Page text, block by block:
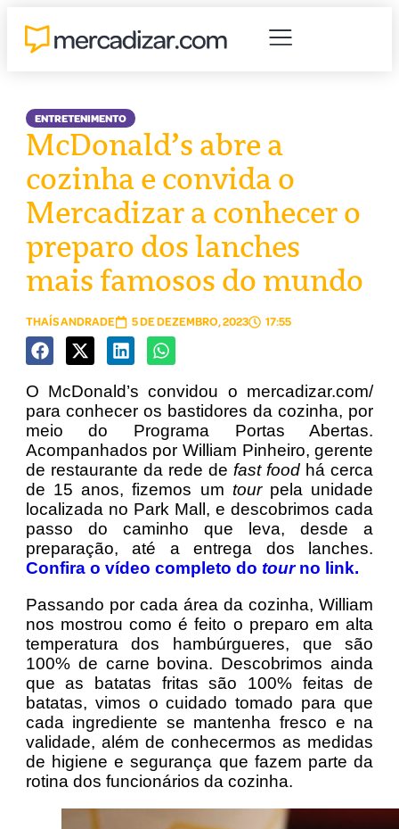
ENTRETENIMENTO
McDonald’s abre a
cozinha e convida o
Mercadizar a conhecer o
preparo dos lanches
mais famosos do mundo
THAÍS ANDRADE 5 DE DEZEMBRO, 2023 17:55
O McDonald’s convidou o mercadizar.com/
para conhecer os bastidores da cozinha, por
meio do Programa Portas Abertas.
Acompanhados por William Pinheiro, gerente
de restaurante da rede de fast food há cerca
de 15 anos, fizemos um tourpela unidade
localizada no Park Mall, e descobrimos cada
passo do caminho que leva, desde a
preparação, até a entrega dos lanches.
Confira o vídeo completo do tourno link.
Passando por cada área da cozinha, William
nos mostrou como é feito o preparo em alta
temperatura dos hambúrgueres, que são
100% de carne bovina. Descobrimos ainda
que as batatas fritas são 100% feitas de
batatas, vimos o cuidado tomado para que
cada ingrediente se mantenha fresco e na
validade, além de conhecermos as medidas
de higiene e segurança que fazem parte da
rotina dos funcionários da cozinha.